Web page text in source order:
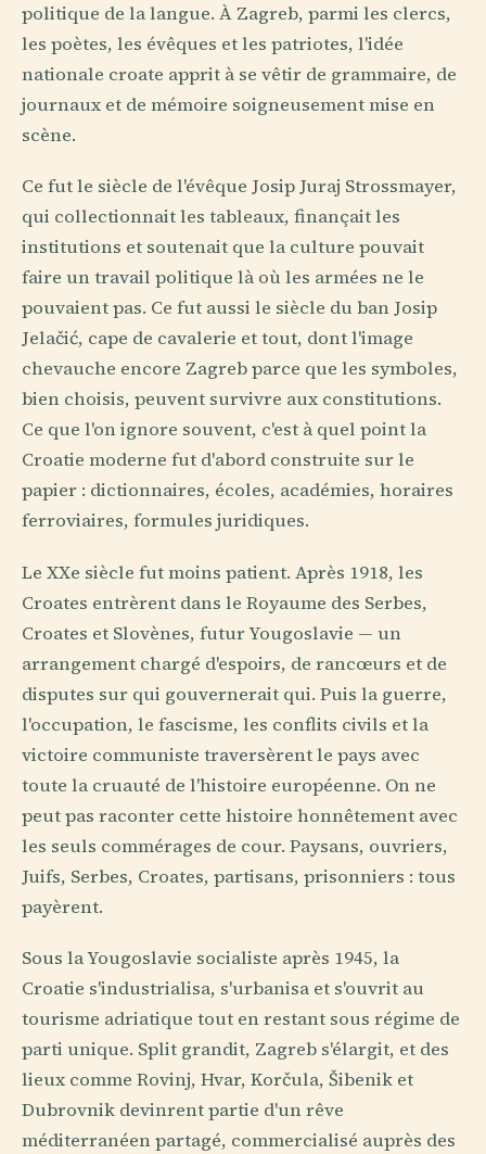
politique de la langue. À Zagreb, parmi les clercs,
les poètes, les évêques et les patriotes, l'idée
nationale croate apprit à se vêtir de grammaire, de
journaux et de mémoire soigneusement mise en
scène.
Ce fut le siècle de l'évêque Josip Juraj Strossmayer,
qui collectionnait les tableaux, finançait les
institutions et soutenait que la culture pouvait
faire un travail politique là où les armées ne le
pouvaient pas. Ce fut aussi le siècle du ban Josip
Jelačić, cape de cavalerie et tout, dont l'image
chevauche encore Zagreb parce que les symboles,
bien choisis, peuvent survivre aux constitutions.
Ce que l'on ignore souvent, c'est à quel point la
Croatie moderne fut d'abord construite sur le
papier : dictionnaires, écoles, académies, horaires
ferroviaires, formules juridiques.
Le XXe siècle fut moins patient. Après 1918, les
Croates entrèrent dans le Royaume des Serbes,
Croates et Slovènes, futur Yougoslavie — un
arrangement chargé d'espoirs, de rancœurs et de
disputes sur qui gouvernerait qui. Puis la guerre,
l'occupation, le fascisme, les conflits civils et la
victoire communiste traversèrent le pays avec
toute la cruauté de l'histoire européenne. On ne
peut pas raconter cette histoire honnêtement avec
les seuls commérages de cour. Paysans, ouvriers,
Juifs, Serbes, Croates, partisans, prisonniers : tous
payèrent.
Sous la Yougoslavie socialiste après 1945, la
Croatie s'industrialisa, s'urbanisa et s'ouvrit au
tourisme adriatique tout en restant sous régime de
parti unique. Split grandit, Zagreb s'élargit, et des
lieux comme Rovinj, Hvar, Korčula, Šibenik et
Dubrovnik devinrent partie d'un rêve
méditerranéen partagé, commercialisé auprès des